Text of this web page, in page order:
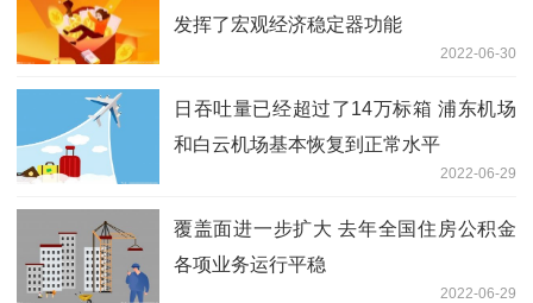
发挥了宏观经济稳定器功能
2022-06-30
日吞吐量已经超过了14万标箱 浦东机场
和白云机场基本恢复到正常水平
2022-06-29
覆盖面进一步扩大 去年全国住房公积金
各项业务运行平稳
2022-06-29